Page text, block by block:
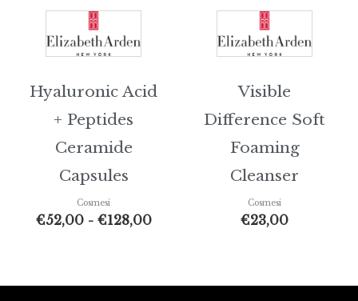
Hyaluronic Acid
+ Peptides
Ceramide
Capsules
Cosmesi
€52,00 - €128,00
Visible
Difference Soft
Foaming
Cleanser
Cosmesi
€23,00